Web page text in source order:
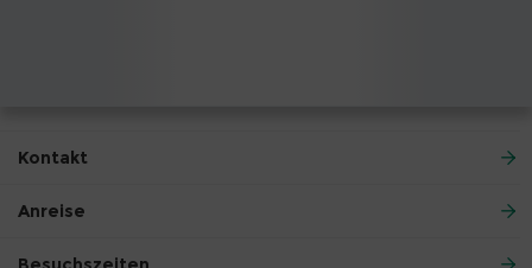
Kontakt
Anreise